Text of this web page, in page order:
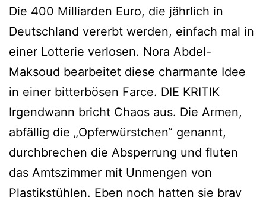
Die 400 Milliarden Euro, die jährlich in
Deutschland vererbt werden, einfach mal in
einer Lotterie verlosen. Nora Abdel-
Maksoud bearbeitet diese charmante Idee
in einer bitterbösen Farce. DIE KRITIK
Irgendwann bricht Chaos aus. Die Armen,
abfällig die „Opferwürstchen“ genannt,
durchbrechen die Absperrung und fluten
das Amtszimmer mit Unmengen von
Plastikstühlen. Eben noch hatten sie brav